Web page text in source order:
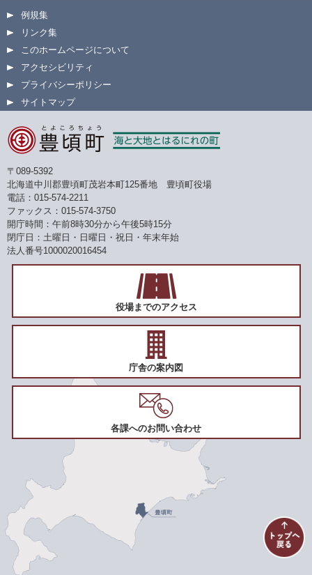
例規集
リンク集
このホームページについて
アクセシビリティ
プライバシーポリシー
サイトマップ
〒089-5392
北海道中川郡豊頃町茂岩本町125番地 豊頃町役場
電話：015-574-2211
ファックス：015-574-3750
開庁時間：午前8時30分から午後5時15分
閉庁日：土曜日・日曜日・祝日・年末年始
法人番号1000020016454
役場までのアクセス
庁舎の案内図
各課へのお問い合わせ